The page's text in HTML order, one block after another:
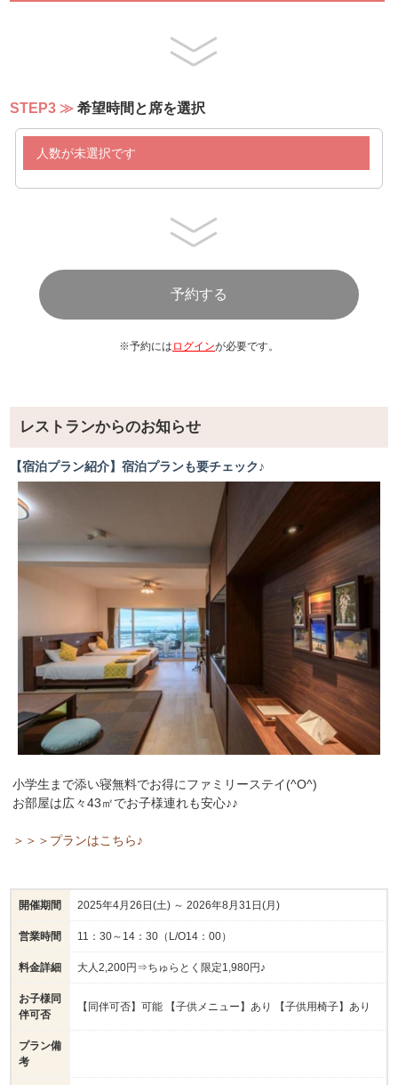
・グレープタイザー（瓶）
・ランチビール660円
・ウイスキーハイボール550円
STEP3 希望時間と席を選択
人数が未選択です
※予約には ログインが必要です。
レストランからのお知らせ
【宿泊プラン紹介】宿泊プランも要チェック♪
小学生まで添い寝無料でお得にファミリーステイ(^O^)
お部屋は広々43㎡でお子様連れも安心♪♪
＞＞＞プランはこちら♪
開催期間 2025年4月26日(土) ～ 2026年8月31日(月)
営業時間 11：30～14：30（L/O14：00）
料金詳細 大人2,200円⇒ちゅらとく限定1,980円♪
お子様同
伴可否
【同伴可否】可能 【子供メニュー】あり 【子供用椅子】あり
プラン備
考